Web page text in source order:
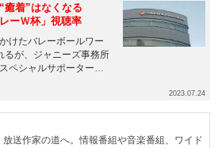
癒着”はなくなる
ーＷ杯」視聴率
けたバレーボールワー
るが、ジャニーズ事務所
ペシャルサポーターの
2023.07.24
送作家の道へ。情報番組や音楽番組、ワイド